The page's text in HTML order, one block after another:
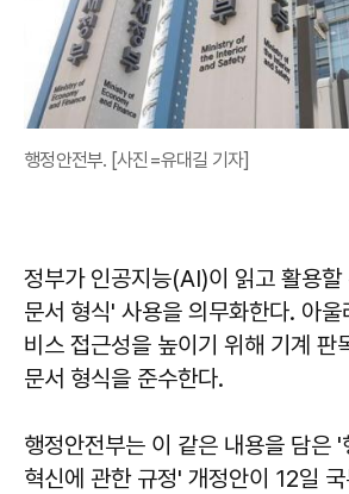
행정안전부. [사진=유대길 기자]
정부가 인공지능(AI)이 읽고 활용할
문서 형식' 사용을 의무화한다. 아울
비스 접근성을 높이기 위해 기계 판
문서 형식을 준수한다.
행정안전부는 이 같은 내용을 담은
혁신에 관한 규정' 개정안이 12일